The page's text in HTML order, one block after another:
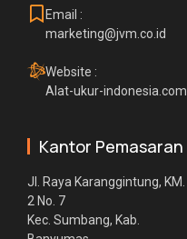
Email :
marketing@jvm.co.id
Website :
Alat-ukur-indonesia.com
Kantor Pemasaran
Jl. Raya Karanggintung, KM.
2 No. 7
Kec. Sumbang, Kab.